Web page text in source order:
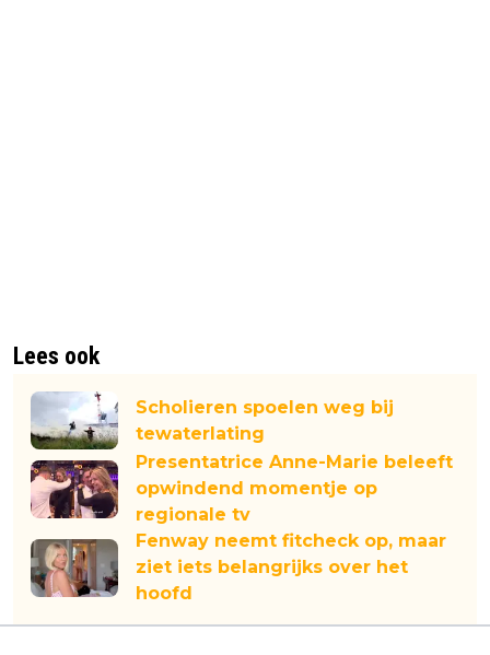
Lees ook
Scholieren spoelen weg bij
tewaterlating
Presentatrice Anne-Marie beleeft
opwindend momentje op
regionale tv
Fenway neemt fitcheck op, maar
ziet iets belangrijks over het
hoofd